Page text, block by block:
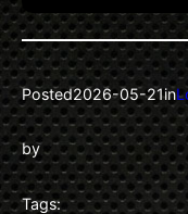
Posted2026-05-21in
by
Tags: